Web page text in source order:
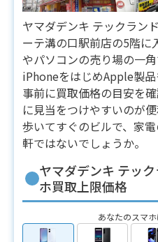
ヤマダデンキ テックラン
ーテ溝の口駅前店の5階に
やパソコンの売り場の一
iPhoneをはじめApple製
事前に買取価格の目安を
に見当をつけやすいのが
歩いてすぐのビルで、家
軒ではないでしょうか。
ヤマダデンキ テッ
ホ買取上限価格
あなたのスマ